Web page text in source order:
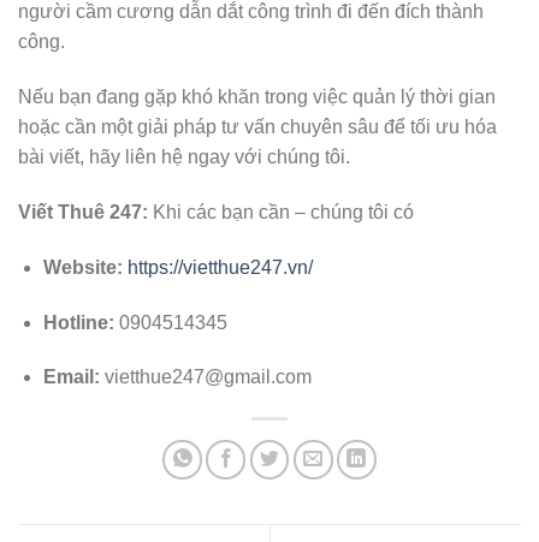
người cầm cương dẫn dắt công trình đi đến đích thành
công.
Nếu bạn đang gặp khó khăn trong việc quản lý thời gian
hoặc cần một giải pháp tư vấn chuyên sâu để tối ưu hóa
bài viết, hãy liên hệ ngay với chúng tôi.
Viết Thuê 247: Khi các bạn cần – chúng tôi có
Website: https://vietthue247.vn/
Hotline: 0904514345
Email: vietthue247@gmail.com